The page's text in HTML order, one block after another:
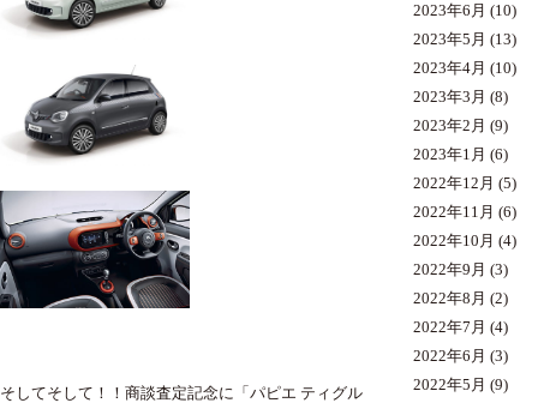
そしてそして！！商談査定記念に「パピエ ティグル
2023年6月 (10)
2023年5月 (13)
2023年4月 (10)
2023年3月 (8)
2023年2月 (9)
2023年1月 (6)
2022年12月 (5)
2022年11月 (6)
2022年10月 (4)
2022年9月 (3)
2022年8月 (2)
2022年7月 (4)
2022年6月 (3)
2022年5月 (9)